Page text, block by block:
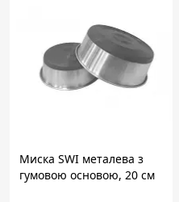
Миска SWI металева з
гумовою основою, 20 см